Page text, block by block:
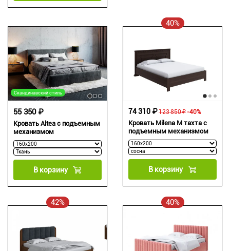
Скандинавский стиль
Кровать Altea с подъемным
механизмом
55 350 ₽
В корзину
40%
Кровать Milena М тахта с
подъемным механизмом
123 850 ₽
74 310 ₽ -40%
В корзину
42% 40%